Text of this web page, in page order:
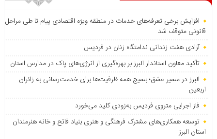
افزایش برخی تعرفه‌های خدمات در منطقه ویژه اقتصادی پیام تا طی مراحل
قانونی متوقف شد
آزادی هفت زندانی ندامتگاه زنان در فردیس
تأکید معاون استاندار البرز بر بهره‌گیری از انرژی‌های پاک در مدارس استان
البرز در مسیر عشق؛ بسیج همه ظرفیت‌ها برای خدمت‌رسانی به زائران
اربعین
فاز اجرایی متروی فردیس به‌زودی کلید می‌خورد
توسعه همکاری‌های مشترک فرهنگی و هنری بنیاد فاتح و خانه هنرمندان
استان البرز